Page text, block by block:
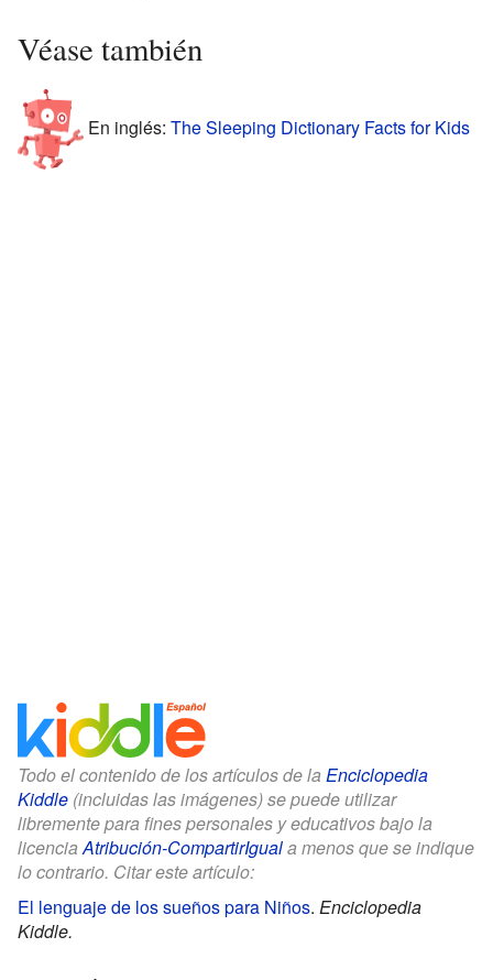
Véase también
En inglés: The Sleeping Dictionary Facts for Kids
Todo el contenido de los artículos de la Enciclopedia
Kiddle (incluidas las imágenes) se puede utilizar
libremente para fines personales y educativos bajo la
licenciaAtribución-CompartirIguala menos que se indique
lo contrario. Citar este artículo:
El lenguaje de los sueños para Niños. Enciclopedia
Kiddle.